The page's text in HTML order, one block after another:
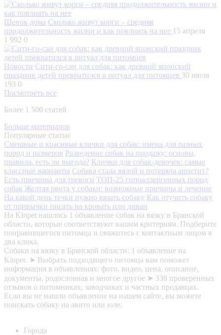
Щенок дома Сколько живут корги – средняя
продолжительность жизни и как повлиять на нее 15 апреля
1 992 0
Новости Сити-го-сан для собак: как древний японский
праздник детей превратился в ритуал для питомцев 30 июля
193 0
Посмотреть все
Более 1 500 статей
Больше материалов
Популярные статьи
Смешные и красивые клички для собак: имена для разных
пород и размеров Разведение собак на продажу: основы,
правила, есть ли выгода? Клички для собак-девочек: самые
классные варианты Собака стала вялой и потеряла аппетит?
Есть причины для тревоги ТОП-25 гипоаллергенных пород
собак Желтая рвота у собаки: возможные причины и лечение
На какой день течки нужно вязать собаку Как отучить собаку
от привычки писать на кровать или диван
На Kinpet нашлось 1 объявление собак на вязку в Брянской
области, которые соответствуют вашим критериям. Подберите
понравившегося питомца и свяжитесь с контактным лицом в
два клика.
Собаки на вязку в Брянской области: 1 объявление на
Kinpet. ➤ Выбрать подходящего питомца вам поможет
информация в объявлениях: фото, видео, цена, описание,
документы, родословная и многое другое ➤ 338 проверенных
отзывов о питомниках, заводчиках и частных продавцах.
Если вы не нашли объявление на нашем сайте, вы можете
поискать собаку на авито или юле.
Города